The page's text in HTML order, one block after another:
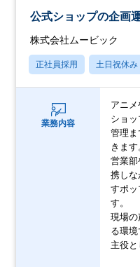
公式ショップの企画
株式会社ムービック
正社員採用 土日祝休み
業務内容
アニ
ショ
管理
きます
営業
携しな
すポ
す。
現場
る環
主役と